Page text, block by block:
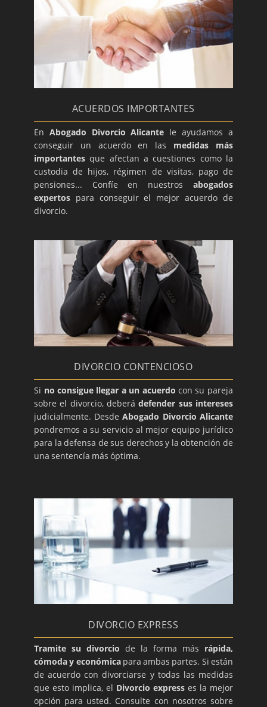
ACUERDOS IMPORTANTES
En Abogado Divorcio Alicante le ayudamos a
conseguir un acuerdo en las medidas más
importantesque afectan a cuestiones como la
custodia de hijos, régimen de visitas, pago de
pensiones... Confíe en nuestros abogados
expertos para conseguir el mejor acuerdo de
divorcio.
DIVORCIO CONTENCIOSO
Si no consigue llegar a un acuerdo con su pareja
sobre el divorcio, deberádefender sus intereses
judicialmente. DesdeAbogado Divorcio Alicante
pondremos a su servicio al mejor equipo jurídico
para la defensa de sus derechos y la obtención de
una sentencía más óptima.
DIVORCIO EXPRESS
Tramite su divorcio de la forma más rápida,
cómoda y económicapara ambas partes. Si están
de acuerdo con divorciarse y todas las medidas
que esto implica, el Divorcio expresses la mejor
opción para usted. Consulte con nosotros sobre